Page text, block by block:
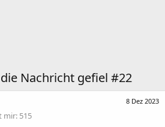
Nachricht gefiel #22
8 Dez 2023
mir 515